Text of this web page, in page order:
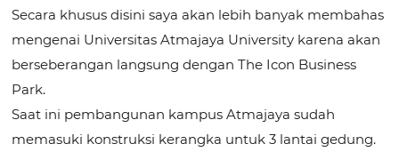
Secara khusus disini saya akan lebih banyak membahas
mengenai Universitas Atmajaya University karena akan
berseberangan langsung dengan The Icon Business
Park.
Saat ini pembangunan kampus Atmajaya sudah
memasuki konstruksi kerangka untuk 3 lantai gedung.